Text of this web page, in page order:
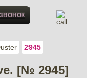
2945
[№ 2945]